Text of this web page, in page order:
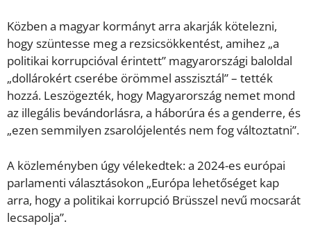
Közben a magyar kormányt arra akarják kötelezni,
hogy szüntesse meg a rezsicsökkentést, amihez „a
politikai korrupcióval érintett” magyarországi baloldal
„dollárokért cserébe örömmel asszisztál” – tették
hozzá. Leszögezték, hogy Magyarország nemet mond
az illegális bevándorlásra, a háborúra és a genderre, és
„ezen semmilyen zsarolójelentés nem fog változtatni”.
A közleményben úgy vélekedtek: a 2024-es európai
parlamenti választásokon „Európa lehetőséget kap
arra, hogy a politikai korrupció Brüsszel nevű mocsarát
lecsapolja”.